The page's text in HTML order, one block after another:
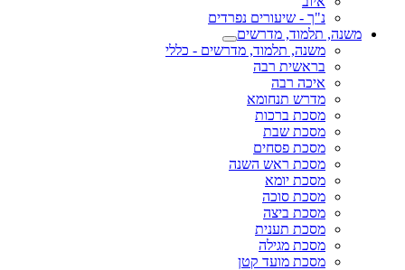
נ"ך - שיעורים נפרדים
משנה, תלמוד, מדרשים
משנה, תלמוד, מדרשים - כללי
בראשית רבה
איכה רבה
מדרש תנחומא
מסכת ברכות
מסכת שבת
מסכת פסחים
מסכת ראש השנה
מסכת יומא
מסכת סוכה
מסכת ביצה
מסכת תענית
מסכת מגילה
מסכת מועד קטן